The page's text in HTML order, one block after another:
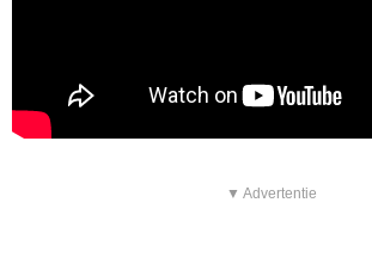
▼ Advertentie